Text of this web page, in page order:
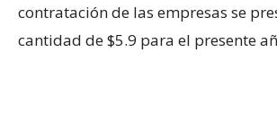
contratación de las empresas se
cantidad de $5.9 para el presente